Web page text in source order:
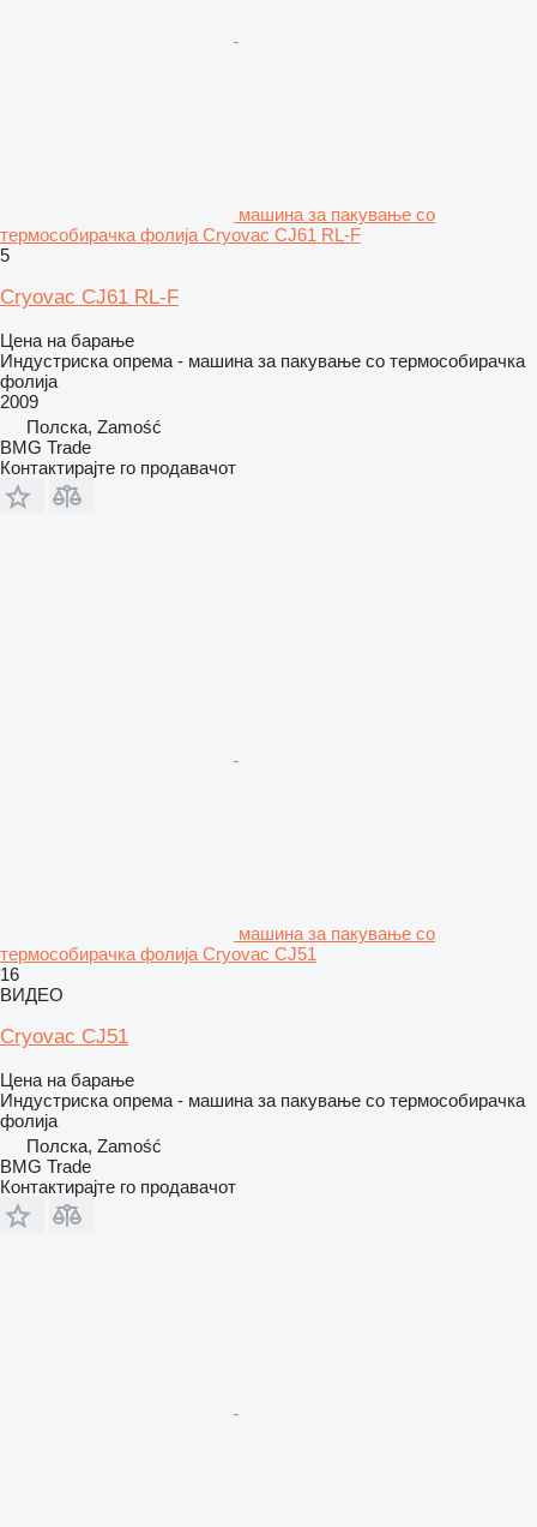
машина за пакување со
термособирачка фолија Cryovac CJ61 RL-F
5
Cryovac CJ61 RL-F
Цена на барање
Индустриска опрема - машина за пакување со термособирачка
фолија
2009
Полска, Zamość
BMG Trade
Контактирајте го продавачот
машина за пакување со
термособирачка фолија Cryovac CJ51
16
ВИДЕО
Cryovac CJ51
Цена на барање
Индустриска опрема - машина за пакување со термособирачка
фолија
Полска, Zamość
BMG Trade
Контактирајте го продавачот